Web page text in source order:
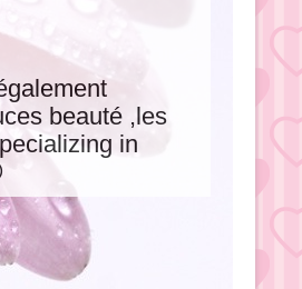
beauté ,les
in